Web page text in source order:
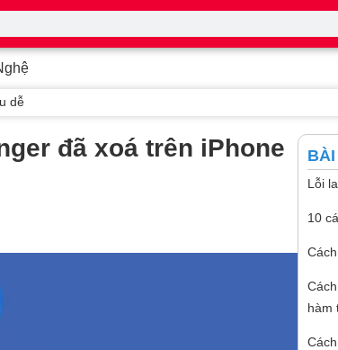
dễ
đã xoá trên iPhone
BÀI
Lỗi
10
hàm